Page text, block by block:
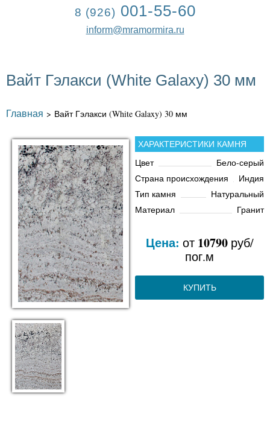
8 (926) 001-55-60
inform@mramormira.ru
Вайт Гэлакси (White Galaxy) 30 мм
Главная > Вайт Гэлакси (White Galaxy) 30 мм
ХАРАКТЕРИСТИКИ КАМНЯ
Цвет
Бело-серый
Страна происхождения
Индия
Тип камня
Натуральный
Материал
Гранит
Цена: от 10790руб/
пог.м
КУПИТЬ